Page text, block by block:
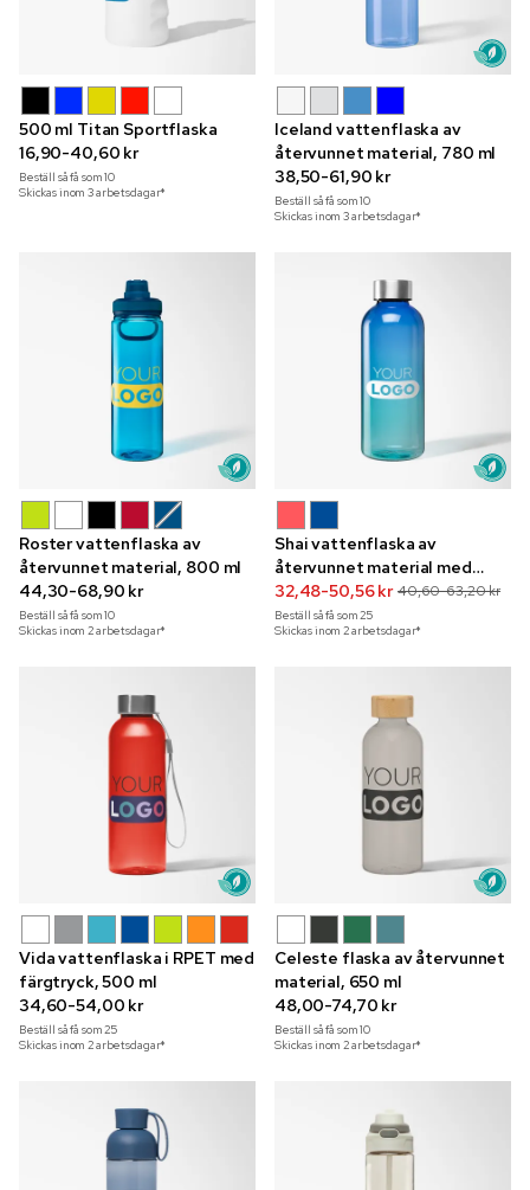
500 ml Titan Sportflaska
16,90-40,60 kr
Beställ så få som10
Skickas inom 3 arbetsdagar*
Iceland vattenflaska av
återvunnet material, 780 ml
38,50-61,90 kr
Beställ så få som10
Skickas inom 3 arbetsdagar*
Roster vattenflaska av
återvunnet material, 800 ml
44,30-68,90 kr
Beställ så få som10
Skickas inom 2 arbetsdagar*
Shai vattenflaska av
återvunnet material med
ombré-stil, 500 ml
32,48-50,56 kr 40,60-63,20 kr
Beställ så få som25
Skickas inom 2 arbetsdagar*
Vida vattenflaska i RPET med
färgtryck, 500 ml
34,60-54,00 kr
Beställ så få som25
Skickas inom 2 arbetsdagar*
Celeste flaska av återvunnet
material, 650 ml
48,00-74,70 kr
Beställ så få som10
Skickas inom 2 arbetsdagar*